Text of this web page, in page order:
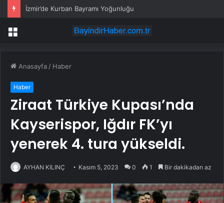
İzmir’de Kurban Bayramı Yoğunluğu
Menü
Anasayfa / Haber
Haber
Ziraat Türkiye Kupası’nda
Kayserispor, Iğdır FK’yı
yenerek 4. tura yükseldi.
AYHAN KILINÇ Kasım 5, 2023 0 1 Bir dakikadan az